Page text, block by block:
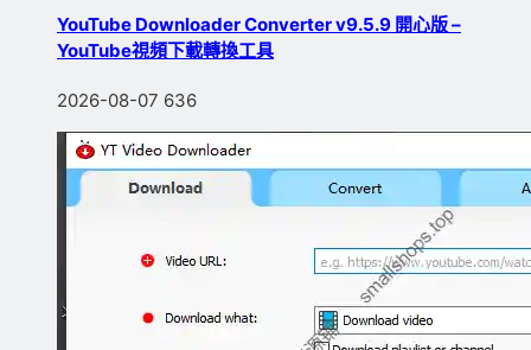
YouTube Downloader Converter v9.5.9 開心版 –
YouTube視頻下載轉換工具
2026-08-07 636